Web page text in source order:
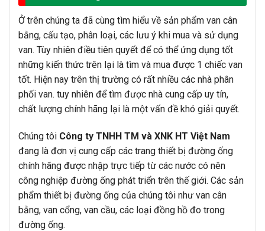
Ở trên chúng ta đã cùng tìm hiểu về sản phẩm van cân
bằng, cấu tạo, phân loại, các lưu ý khi mua và sử dụng
van. Tùy nhiên điều tiên quyết để có thể ứng dụng tốt
những kiến thức trên lại là tìm và mua được 1 chiếc van
tốt. Hiện nay trên thị trường có rất nhiều các nhà phân
phối van. tuy nhiên để tìm được nhà cung cấp uy tín,
chất lượng chính hãng lại là một vấn đề khó giải quyết.
Chúng tôi Công ty TNHH TM và XNK HT Việt Nam
đang là đơn vị cung cấp các trang thiết bị đường ống
chính hãng được nhập trực tiếp từ các nước có nên
công nghiệp đường ống phát triển trên thế giới. Các sản
phẩm thiết bị đường ống của chúng tôi như van cân
bằng, van cổng, van cầu, các loại đồng hồ đo trong
đường ống.